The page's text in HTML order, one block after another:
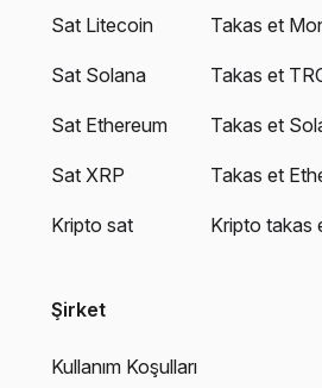
Sat Litecoin
Sat Solana
Sat Ethereum
Sat XRP
Kripto sat
Takas et
Takas et
Takas et
Takas et
Kripto takas
Şirket
Kullanım Koşulları